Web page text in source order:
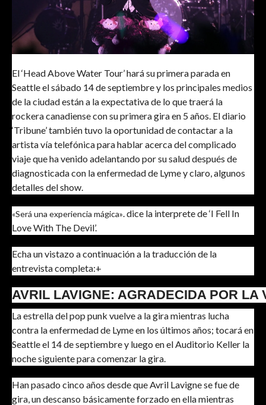
El ‘Head Above Water Tour’ hará su primera parada en
Seattle el sábado 14 de septiembre y los principales medios
de la ciudad están a la expectativa de lo que traerá la
rockera canadiense con su primera gira en 5 años. El diario
‘Tribune’ también tuvo la oportunidad de contactar a la
artista vía telefónica para hablar acerca del complicado
viaje que ha venido adelantando por su salud después de
diagnosticada con la enfermedad de Lyme y claro, algunos
detalles del show.
«Será una experiencia mágica» . dice la interprete de ‘I Fell In
Love With The Devil’.
Echa un vistazo a continuación a la traducción de la
entrevista completa:+
AVRIL LAVIGNE: AGRADECIDA POR LA
La estrella del pop punk vuelve a la gira mientras lucha
contra la enfermedad de Lyme en los últimos años; tocará en
Seattle el 14 de septiembre y luego en el Auditorio Keller la
noche siguiente para comenzar la gira.
Han pasado cinco años desde que Avril Lavigne se fue de
gira, un descanso básicamente forzado en ella mientras